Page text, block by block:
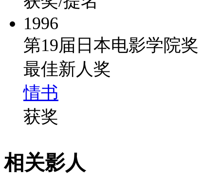
1996
第19届日本电影学院奖
最佳新人奖
情书
获奖
相关影人